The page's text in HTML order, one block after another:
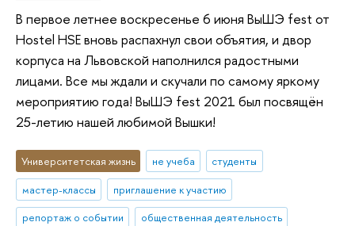
В первое летнее воскресенье 6 июня ВыШЭ fest от
Hostel HSE вновь распахнул свои объятия, и двор
корпуса на Львовской наполнился радостными
лицами. Все мы ждали и скучали по самому яркому
мероприятию года! ВыШЭ fest 2021 был посвящён
25-летию нашей любимой Вышки!
Университетская жизнь не учеба
студенты
мастер-классы
приглашение к участию
репортаж о событии
общественная деятельность